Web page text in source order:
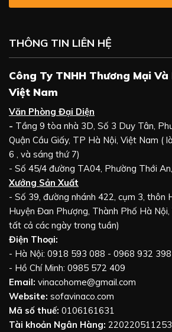
THÔNG TIN LIÊN HỆ
Công Ty TNHH Thương Mại
Việt Nam
Văn Phòng Đại Diện
- Tầng 9 tòa nhà 3D, Số 3 Duy Tân,
Quận Cầu Giấy, TP Hà Nội, Việt Nam (
6 , và sáng thứ 7)
- Số 45/4 đường TA04, Phường Thới
Xưởng Sản Xuất
- Số 39, đường nhánh 422, cụm 3, thôn
Huyện Đan Phượng, Thành Phố Hà
tất cả các ngày trong tuần)
Điện Thoại:
- Hà Nội: 0918 593 088 - 0968 932 398
- Hồ Chí Minh: 0985 572 409
Email: vinacohome@gmail.com
Website: sofavinaco.com
Mã số thuế: 0106161631
Tài khoản Ngân Hàng: